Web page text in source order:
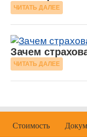
ЧИТАТЬ ДАЛЕЕ
Зачем
ЧИТАТЬ ДАЛЕЕ
Стоимость